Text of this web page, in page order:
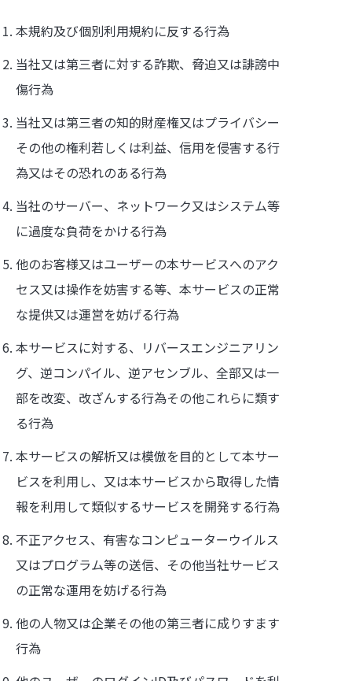
本規約及び個別利用規約に反する行為
当社又は第三者に対する詐欺、脅迫又は誹謗中
傷行為
当社又は第三者の知的財産権又はプライバシー
その他の権利若しくは利益、信用を侵害する行
為又はその恐れのある行為
当社のサーバー、ネットワーク又はシステム等
に過度な負荷をかける行為
他のお客様又はユーザーの本サービスへのアク
セス又は操作を妨害する等、本サービスの正常
な提供又は運営を妨げる行為
本サービスに対する、リバースエンジニアリン
グ、逆コンパイル、逆アセンブル、全部又は一
部を改変、改ざんする行為その他これらに類す
る行為
本サービスの解析又は模倣を目的として本サー
ビスを利用し、又は本サービスから取得した情
報を利用して類似するサービスを開発する行為
不正アクセス、有害なコンピューターウイルス
又はプログラム等の送信、その他当社サービス
の正常な運用を妨げる行為
他の人物又は企業その他の第三者に成りすます
行為